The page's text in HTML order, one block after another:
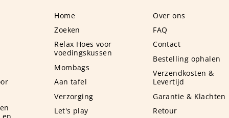
Home
Zoeken
Relax Hoes voor
voedingskussen
Mombags
Aan tafel
Verzorging
Let's play
Over ons
FAQ
Contact
Bestelling ophalen
Verzendkosten &
Levertijd
Garantie & Klachten
Retour